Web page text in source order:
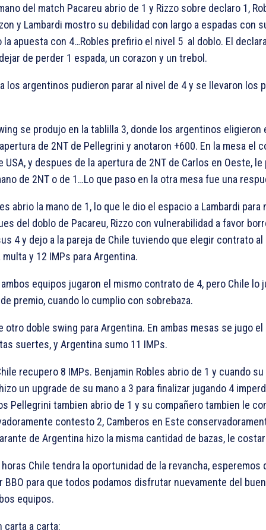
del match Pacareu abrio de 1 y Rizzo sobre declaro 1,
y Lambardi mostro su debilidad con largo a espadas con
la apuesta con 4…Robles prefirio el nivel 5 al doblo. El
de perder 1 espada, un corazon y un trebol.
los argentinos pudieron parar al nivel de 4y se llevaron los
se produjo en la tablilla 3, donde los argentinos eligieron
de 2NT de Pellegrini y anotaron +600. En la mesa el
USA, y despues de la apertura de 2NT de Carlos en Oeste,
de 2NT o de 1…Lo que paso en la otra mesa fue una
abrio la mano de 1, lo que le dio el espacio a Lambardi para
del doblo de Pacareu, Rizzo con vulnerabilidad a favor
4y dejo a la pareja de Chile tuviendo que elegir contrato
y 12 IMPs para Argentina.
equipos jugaron el mismo contrato de 4, pero Chile lo
premio, cuando lo cumplio con sobrebaza.
otro doble swing para Argentina. En ambas mesas se jugo
suertes, y Argentina sumo 11 IMPs.
recupero 8 IMPs. Benjamin Robles abrio de 1 y cuando
un upgrade de su mano a 3 para finalizar jugando 4
Pellegrini tambien abrio de 1 y su compañero tambien le
contesto 2, Camberos en Este
de Argentina hizo la misma cantidad de bazas, le
Chile tendra la oportunidad de la revancha, esperemos
para que todos podamos disfrutar nuevamente del
equipos.
carta a carta: